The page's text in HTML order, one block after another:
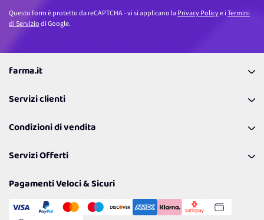
Questo form è protetto da reCAPTCHA - vi si applicano laPrivacy Policye iTermini
di Serviziodi Google.
farma.it
Coupon
Lavora con noi
Politiche per la parità di genere
Servizi clienti
Richiamami
Resi
Condizioni di vendita
Spedizioni
Cookie Policy
Gestisci Cookie
Servizi Offerti
Reso Facile e Veloce
Pagamenti Veloci & Sicuri